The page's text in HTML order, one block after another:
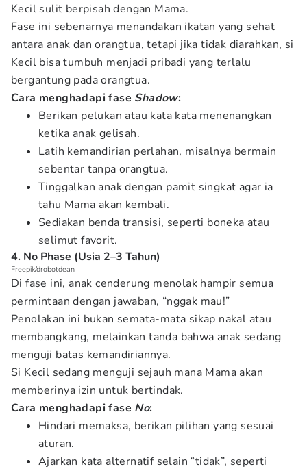
Kecil sulit berpisah dengan Mama.
Fase ini sebenarnya menandakan ikatan yang sehat
antara anak dan orangtua, tetapi jika tidak diarahkan, si
Kecil bisa tumbuh menjadi pribadi yang terlalu
bergantung pada orangtua.
Cara menghadapi fase Shadow:
Berikan pelukan atau kata kata menenangkan
ketika anak gelisah.
Latih kemandirian perlahan, misalnya bermain
sebentar tanpa orangtua.
Tinggalkan anak dengan pamit singkat agar ia
tahu Mama akan kembali.
Sediakan benda transisi, seperti boneka atau
selimut favorit.
4. No Phase (Usia 2–3 Tahun)
Freepik/drobotdean
Di fase ini, anak cenderung menolak hampir semua
permintaan dengan jawaban, “nggak mau!”
Penolakan ini bukan semata-mata sikap nakal atau
membangkang, melainkan tanda bahwa anak sedang
menguji batas kemandiriannya.
Si Kecil sedang menguji sejauh mana Mama akan
memberinya izin untuk bertindak.
Cara menghadapi fase No:
Hindari memaksa, berikan pilihan yang sesuai
aturan.
Ajarkan kata alternatif selain “tidak”, seperti